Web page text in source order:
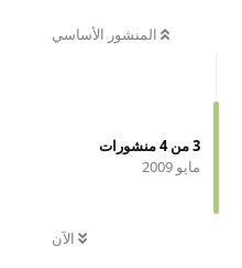
المنشور الأساسي
3من4منشورات
مايو 2009
الآن